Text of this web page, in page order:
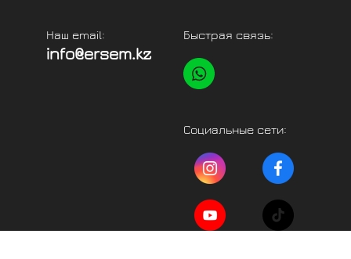
Наш email:
info@ersem.kz
Быстрая связь:
Социальные сети: